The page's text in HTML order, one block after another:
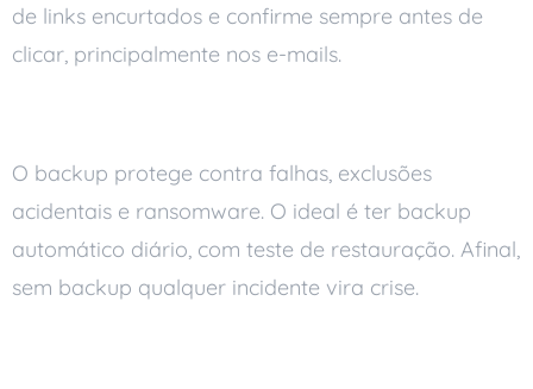
de links encurtados e confirme sempre antes de
clicar, principalmente nos e-mails.
O backup protege contra falhas, exclusões
acidentais e ransomware. O ideal é ter backup
automático diário, com teste de restauração. Afinal,
sem backup qualquer incidente vira crise.